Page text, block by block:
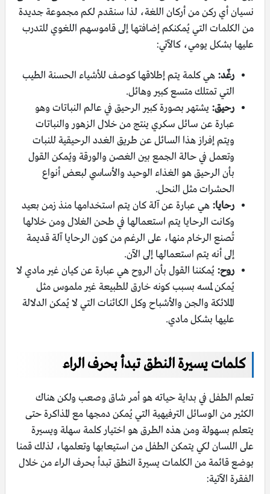
نسيان أي ركن من أركان اللغة، لذا سنقدم لكم مجموعة جديدة
من الكلمات التي يُمكنكم إضافتها إلى قاموسهم اللغوي للتدرب
عليها بشكل يومي، كالآتي:
رغّد: هي كلمة يتم إطلاقها كوصف للأشياء الحسنة الطيب
التي تمتلك متسع كبير وهائل.
رحيق: يشتهر بصورة كبير الرحيق في عالم النباتات وهو
عبارة عن سائل سكري ينتج من خلال الزهور والنباتات
ويتم إفراز هذا السائل عن طريق الغدد الرحيقية للنبات
وتعمل في حالة الجمع بين الغصن والورقة ويُمكن القول
بأن الرحيق هو الغذاء الوحيد والأساسي لبعض أنواع
الحشرات مثل النحل.
رحايا: هي عبارة عن آلة كان يتم استخدامها منذ زمن بعيد
وكانت الرحايا يتم استعمالها في طحن الغلال ومن خلالها
تُصنع الرخام منها، على الرغم من كون الرحايا آلة قديمة
إلى أنه يتم استعمالها إلى الآن.
روح: يُمكننا القول بأن الروح هي عبارة عن كيان غير مادي لا
يُمكن لمسه بسبب كونه خارق للطبيعة غير ملموس مثل
الملائكة والجن والأشباح وكل الكائنات التي لا يُمكن الدلالة
عليها بشكل مادي.
كلمات يسيرة النطق تبدأ بحرف الراء
تعلم الطفل في بداية حياته هو أمر شاق وصعب ولكن هناك
الكثير من الوسائل الترفيهية التي يُمكن دمجها مع المذاكرة حتى
يتعلم بسهولة ومن هذه الطرق هو اختيار كلمة سهلة ويسيرة
على اللسان لكي يتمكن الطفل من استيعابها وتعلمها، لذلك قمنا
بوضع قائمة من الكلمات يسيرة النطق تبدأ بحرف الراء من خلال
الفقرة الآتية: